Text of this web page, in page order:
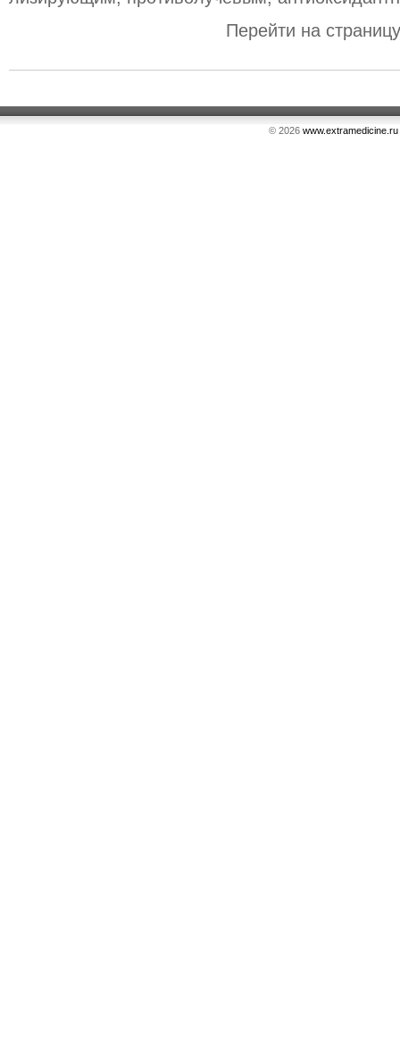
Перейти на
© 2026 www.extramedicine.ru